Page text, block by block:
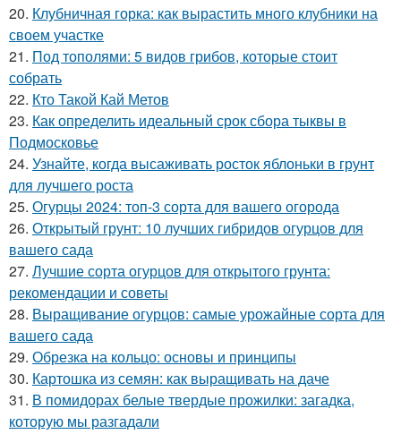
20. Клубничная горка: как вырастить много клубники на
своем участке
21. Под тополями: 5 видов грибов, которые стоит
собрать
22. Кто Такой Кай Метов
23. Как определить идеальный срок сбора тыквы в
Подмосковье
24. Узнайте, когда высаживать росток яблоньки в грунт
для лучшего роста
25. Огурцы 2024: топ-3 сорта для вашего огорода
26. Открытый грунт: 10 лучших гибридов огурцов для
вашего сада
27. Лучшие сорта огурцов для открытого грунта:
рекомендации и советы
28. Выращивание огурцов: самые урожайные сорта для
вашего сада
29. Обрезка на кольцо: основы и принципы
30. Картошка из семян: как выращивать на даче
31. В помидорах белые твердые прожилки: загадка,
которую мы разгадали